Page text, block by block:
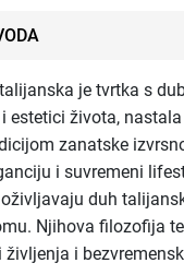
je tvrtka s
estetici života,
zanatske
i suvremeni
duh
Njihova filozofija
življenja i